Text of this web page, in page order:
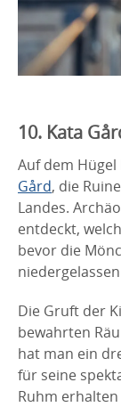
10. Kata
Auf dem
Gård, die
Landes.
entdeckt,
bevor die
Die Gruft der
bewahrten
hat man ein
für seine
Ruhm